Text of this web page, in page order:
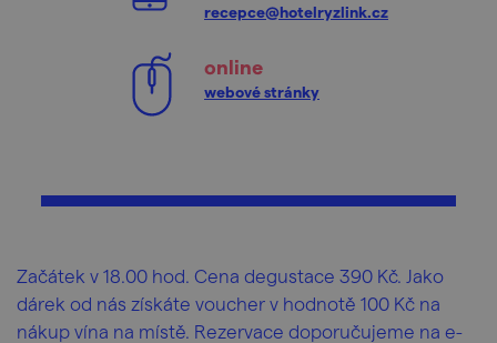
recepce@hotelryzlink.cz
online
webové stránky
Začátek v 18.00 hod. Cena degustace 390 Kč. Jako
dárek od nás získáte voucher v hodnotě 100 Kč na
nákup vína na místě. Rezervace doporučujeme na e-